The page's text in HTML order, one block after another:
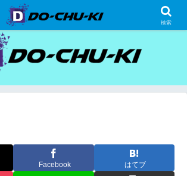
高級ホテルの格安宿泊研究、宿泊記
Facebook はてブ
検索